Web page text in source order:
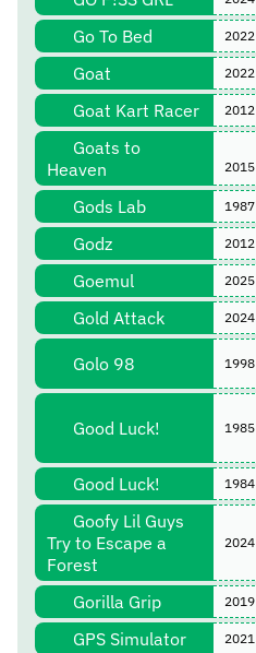
Go To Bed 2022
Goat 2022
Goat Kart Racer 2012
Goats to
Heaven
2015
Gods Lab 1987
Godz 2012
Goemul 2025
Gold Attack 2024
Golo 98 1998
Good Luck! 1985
Good Luck! 1984
Goofy Lil Guys
Try to Escape a
Forest
2024
Gorilla Grip 2019
GPS Simulator 2021